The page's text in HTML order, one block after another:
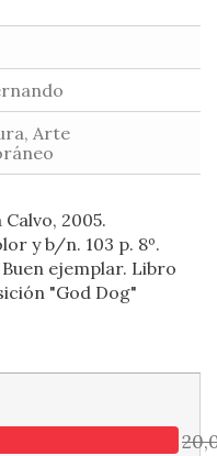
Arte
2005.
y b/n. 103 p. 8º.
ejemplar. Libro
"God Dog"